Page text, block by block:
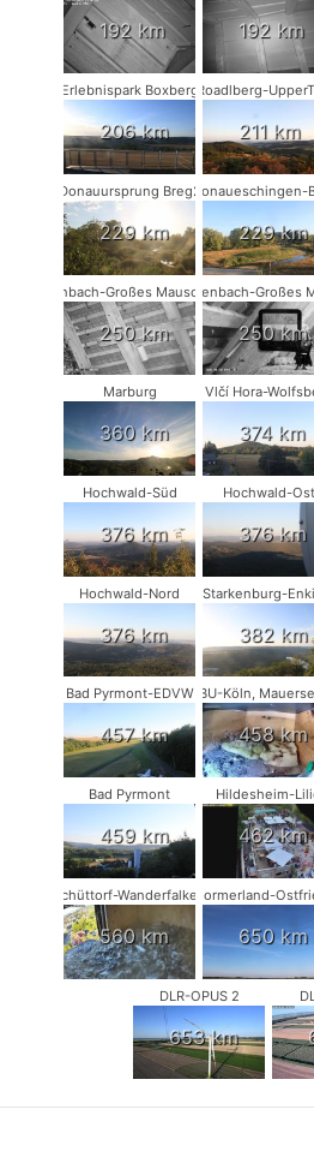
192 km 192 km
Erlebnispark Boxberg
206 km
Roadlberg-
211 km
Donauursprung Breg2
229 km
Donaueschingen-
229 km
Rodenbach-Großes Mausohr #2
250 km
Rodenbach-Großes
250 km
Marburg
360 km
Vlčí Hora-
374 km
Hochwald-Süd
376 km
Hochwald-Ost
376 km
Hochwald-Nord
376 km
Starkenburg-
382 km
Bad Pyrmont-EDVW
457 km
NABU-Köln,
458 km
Bad Pyrmont
459 km
Hildesheim-
462 km
Schüttorf-Wanderfalken
560 km
Moormerland-
650 km
DLR-OPUS 2
653 km